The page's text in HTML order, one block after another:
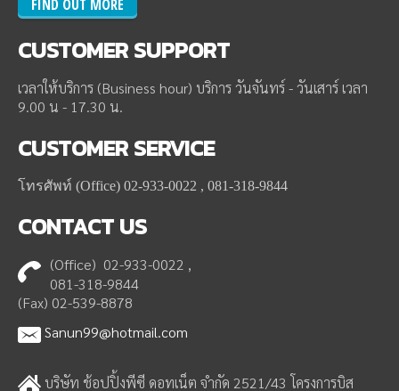
FIND OUT MORE
CUSTOMERSUPPORT
เวลาให้บริการ (Business hour) บริการ วันจันทร์ - วันเสาร์ เวลา
9.00 น - 17.30 น.
CUSTOMERSERVICE
โทรศัพท์ (Office) 02-933-0022 , 081-318-9844
CONTACTUS
(Office) 02-933-0022 ,
081-318-9844
(Fax) 02-539-8878
Sanun99@hotmail.com
บริษัท ช้อปปิ้งพีซี ดอทเน็ต จำกัด 2521/43 โครงการบิส